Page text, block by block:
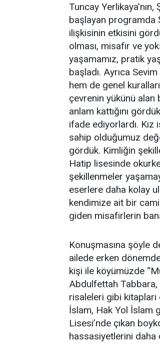
Tuncay
başlayan programda
ilişkisinin etkisini
olması, misafir ve
yaşamamız, pratik
başladı. Ayrıca
hem de genel
çevrenin yükünü alan
anlam kattığını
ifade ediyorlardı.
sahip olduğumuz
gördük. Kimliğin
Hatip lisesinde
şekillenmeler
eserlere daha kolay
kendimize ait bir
giden misafirlerin
Konuşmasına şöyle
ailede erken dönemde
kişi ile köyümüzde
Abdulfettah Tabbara,
risaleleri gibi
İslam, Hak Yol İslam
Lisesi’nde çıkan
hassasiyetlerini daha